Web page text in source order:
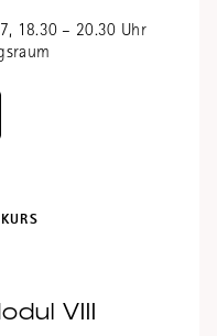
18.30 – 20.30 Uhr
VIII